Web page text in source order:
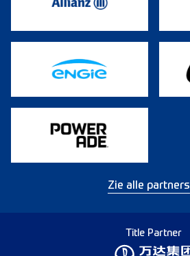
Zie alle partners
Title Partner